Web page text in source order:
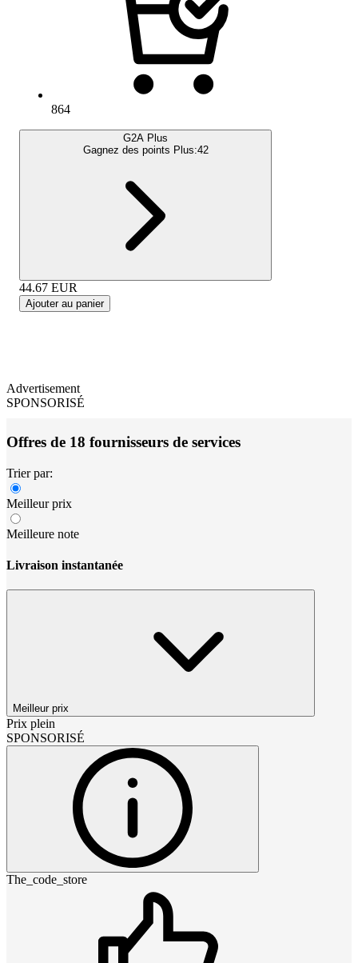
864
G2A Plus
Gagnez des points Plus:42
44.67 EUR
Ajouter au panier
Advertisement
SPONSORISÉ
Offres de 18 fournisseurs de services
Trier par:
Meilleur prix
Meilleure note
Livraison instantanée
Meilleur prix
Prix plein
SPONSORISÉ
The_code_store